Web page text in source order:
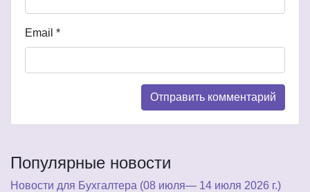
Email *
Популярные новости
Новости для Бухгалтера (08 июля— 14 июля 2026 г.)